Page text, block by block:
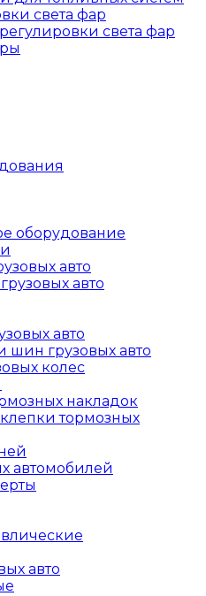
света фар
света фар
оборудование
авто
авто
авто
шин грузовых авто
колес
накладок
тормозных
автомобилей
авто